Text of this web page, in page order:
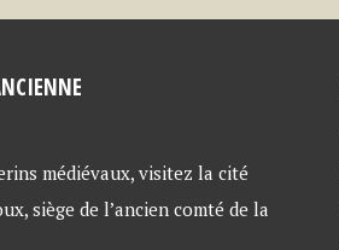
médiévaux, visitez la cité
siège de l’ancien comté de la